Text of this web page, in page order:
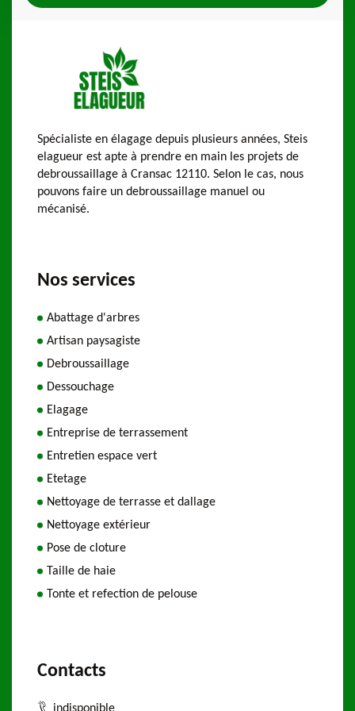
Spécialiste en élagage depuis plusieurs années, Steis
elagueur est apte à prendre en main les projets de
debroussaillage à Cransac 12110. Selon le cas, nous
pouvons faire un debroussaillage manuel ou
mécanisé.
Nos services
Abattage d'arbres
Artisan paysagiste
Debroussaillage
Dessouchage
Elagage
Entreprise de terrassement
Entretien espace vert
Etetage
Nettoyage de terrasse et dallage
Nettoyage extérieur
Pose de cloture
Taille de haie
Tonte et refection de pelouse
Contacts